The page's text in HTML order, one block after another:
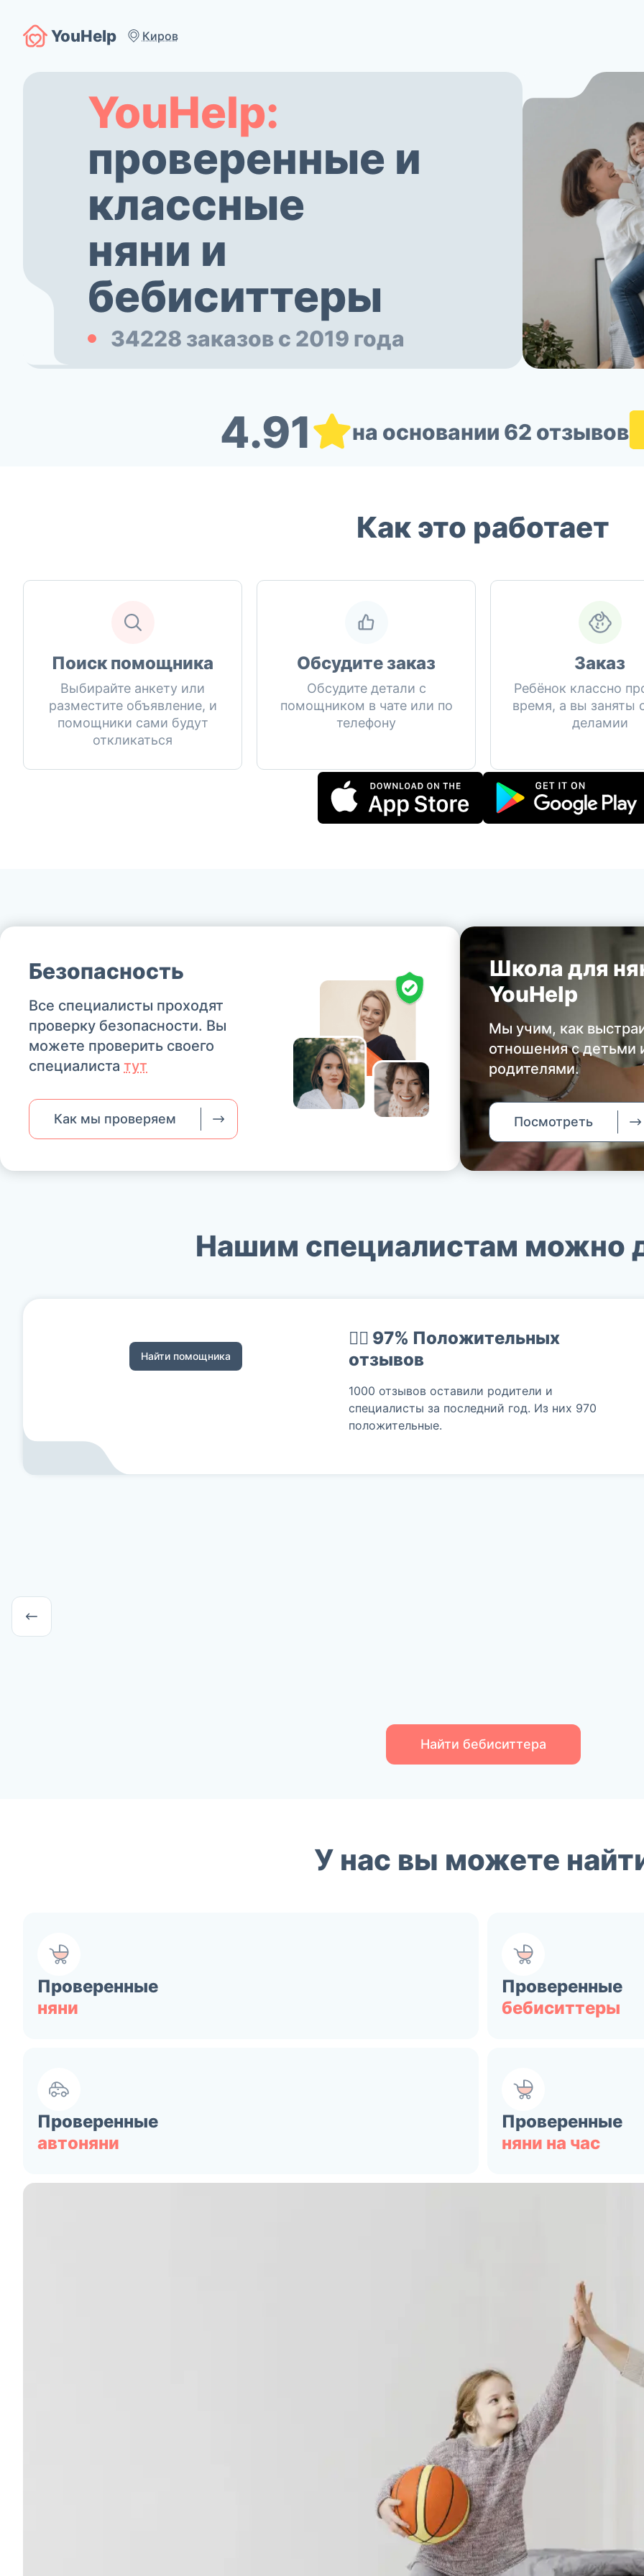
YouHelp Киров
YouHelp:
проверенные и
классные
няни и
бебиситтеры
34228 заказов с 2019 года
4.91 на основании 62 отзывов
Как это работает
Поиск помощника
Выбирайте анкету или
разместите объявление, и
помощники сами будут
откликаться
Обсудите заказ
Обсудите детали с
помощником в чате или по
телефону
Заказ
Ребёнок классно
время, а вы заняты
деламии
Безопасность
Все специалисты проходят
проверку безопасности. Вы
можете проверить своего
специалиста тут
Как мы проверяем
Школа для
YouHelp
Мы учим, как
отношения с детьми
родителями.
Посмотреть
Нашим специалистам можно
Найти помощника
👍🏻 97% Положительных
отзывов
1000 отзывов оставили родители и
специалисты за последний год. Из них 970
положительные.
Найти бебиситтера
У нас вы можете
Проверенные
няни
Проверенные
бебиситтеры
Проверенные
автоняни
Проверенные
няни на час